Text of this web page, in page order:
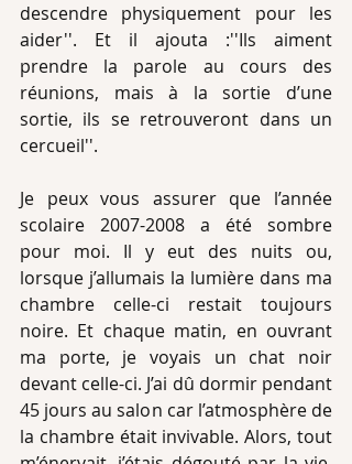
descendre physiquement pour les
aider''. Et il ajouta :''Ils aiment
prendre la parole au cours des
réunions, mais à la sortie d’une
sortie, ils se retrouveront dans un
cercueil''.
Je peux vous assurer que l’année
scolaire 2007-2008 a été sombre
pour moi. Il y eut des nuits ou,
lorsque j’allumais la lumière dans ma
chambre celle-ci restait toujours
noire. Et chaque matin, en ouvrant
ma porte, je voyais un chat noir
devant celle-ci. J’ai dû dormir pendant
45 jours au salon car l’atmosphère de
la chambre était invivable. Alors, tout